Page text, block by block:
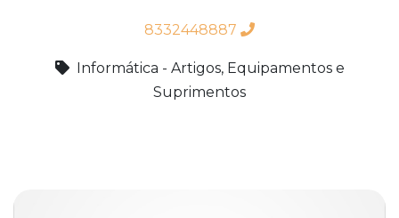
8332448887
Informática - Artigos, Equipamentos e
Suprimentos